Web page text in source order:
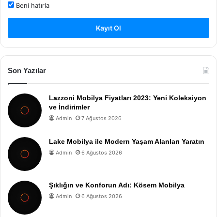
Beni hatırla
Kayıt Ol
Son Yazılar
Lazzoni Mobilya Fiyatları 2023: Yeni Koleksiyon
ve İndirimler
Admin 7 Ağustos 2026
Lake Mobilya ile Modern Yaşam Alanları Yaratın
Admin 6 Ağustos 2026
Şıklığın ve Konforun Adı: Kösem Mobilya
Admin 6 Ağustos 2026